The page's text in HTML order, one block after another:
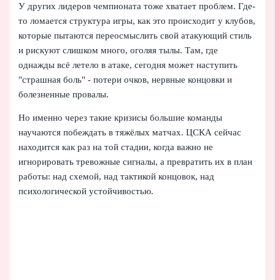
У других лидеров чемпионата тоже хватает проблем. Где-
то ломается структура игры, как это происходит у клубов,
которые пытаются переосмыслить свой атакующий стиль
и рискуют слишком много, оголяя тылы. Там, где
однажды всё летело в атаке, сегодня может наступить
"страшная боль" - потери очков, нервные концовки и
болезненные провалы.
Но именно через такие кризисы большие команды
научаются побеждать в тяжёлых матчах. ЦСКА сейчас
находится как раз на той стадии, когда важно не
игнорировать тревожные сигналы, а превратить их в план
работы: над схемой, над тактикой концовок, над
психологической устойчивостью.